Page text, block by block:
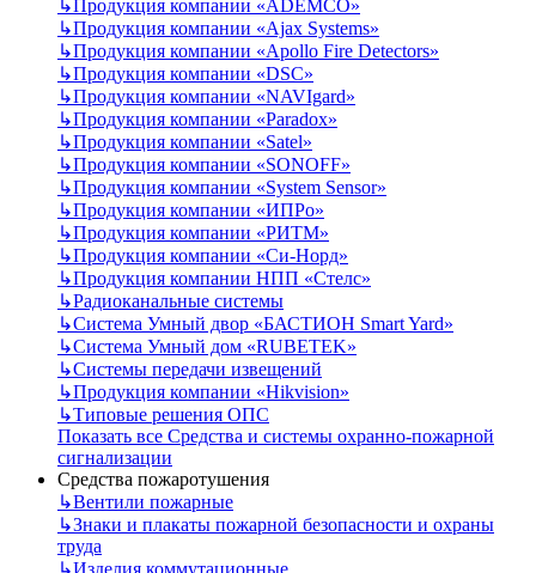
↳Продукция компании «ADEMCO»
↳Продукция компании «Ajax Systems»
↳Продукция компании «Apollo Fire Detectors»
↳Продукция компании «DSC»
↳Продукция компании «NAVIgard»
↳Продукция компании «Paradox»
↳Продукция компании «Satel»
↳Продукция компании «SONOFF»
↳Продукция компании «System Sensor»
↳Продукция компании «ИПРо»
↳Продукция компании «РИТМ»
↳Продукция компании «Си-Норд»
↳Продукция компании НПП «Стелс»
↳Радиоканальные системы
↳Система Умный двор «БАСТИОН Smart Yard»
↳Система Умный дом «RUBETEK»
↳Системы передачи извещений
↳Продукция компании «Hikvision»
↳Типовые решения ОПС
Показать все Средства и системы охранно-пожарной
сигнализации
Средства пожаротушения
↳Вентили пожарные
↳Знаки и плакаты пожарной безопасности и охраны
труда
↳Изделия коммутационные